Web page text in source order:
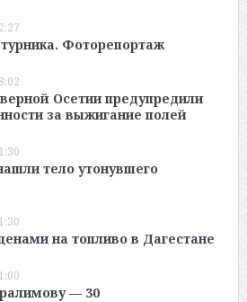
Фоторепортаж
Осетии предупредили
за выжигание полей
тело утонувшего
на топливо в Дагестане
— 30